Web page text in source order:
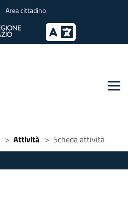
Area cittadino
Attività Scheda attività